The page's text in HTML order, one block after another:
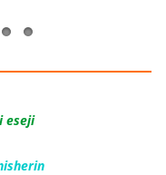
eseji